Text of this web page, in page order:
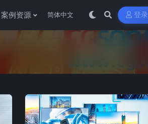
案例资源 登录